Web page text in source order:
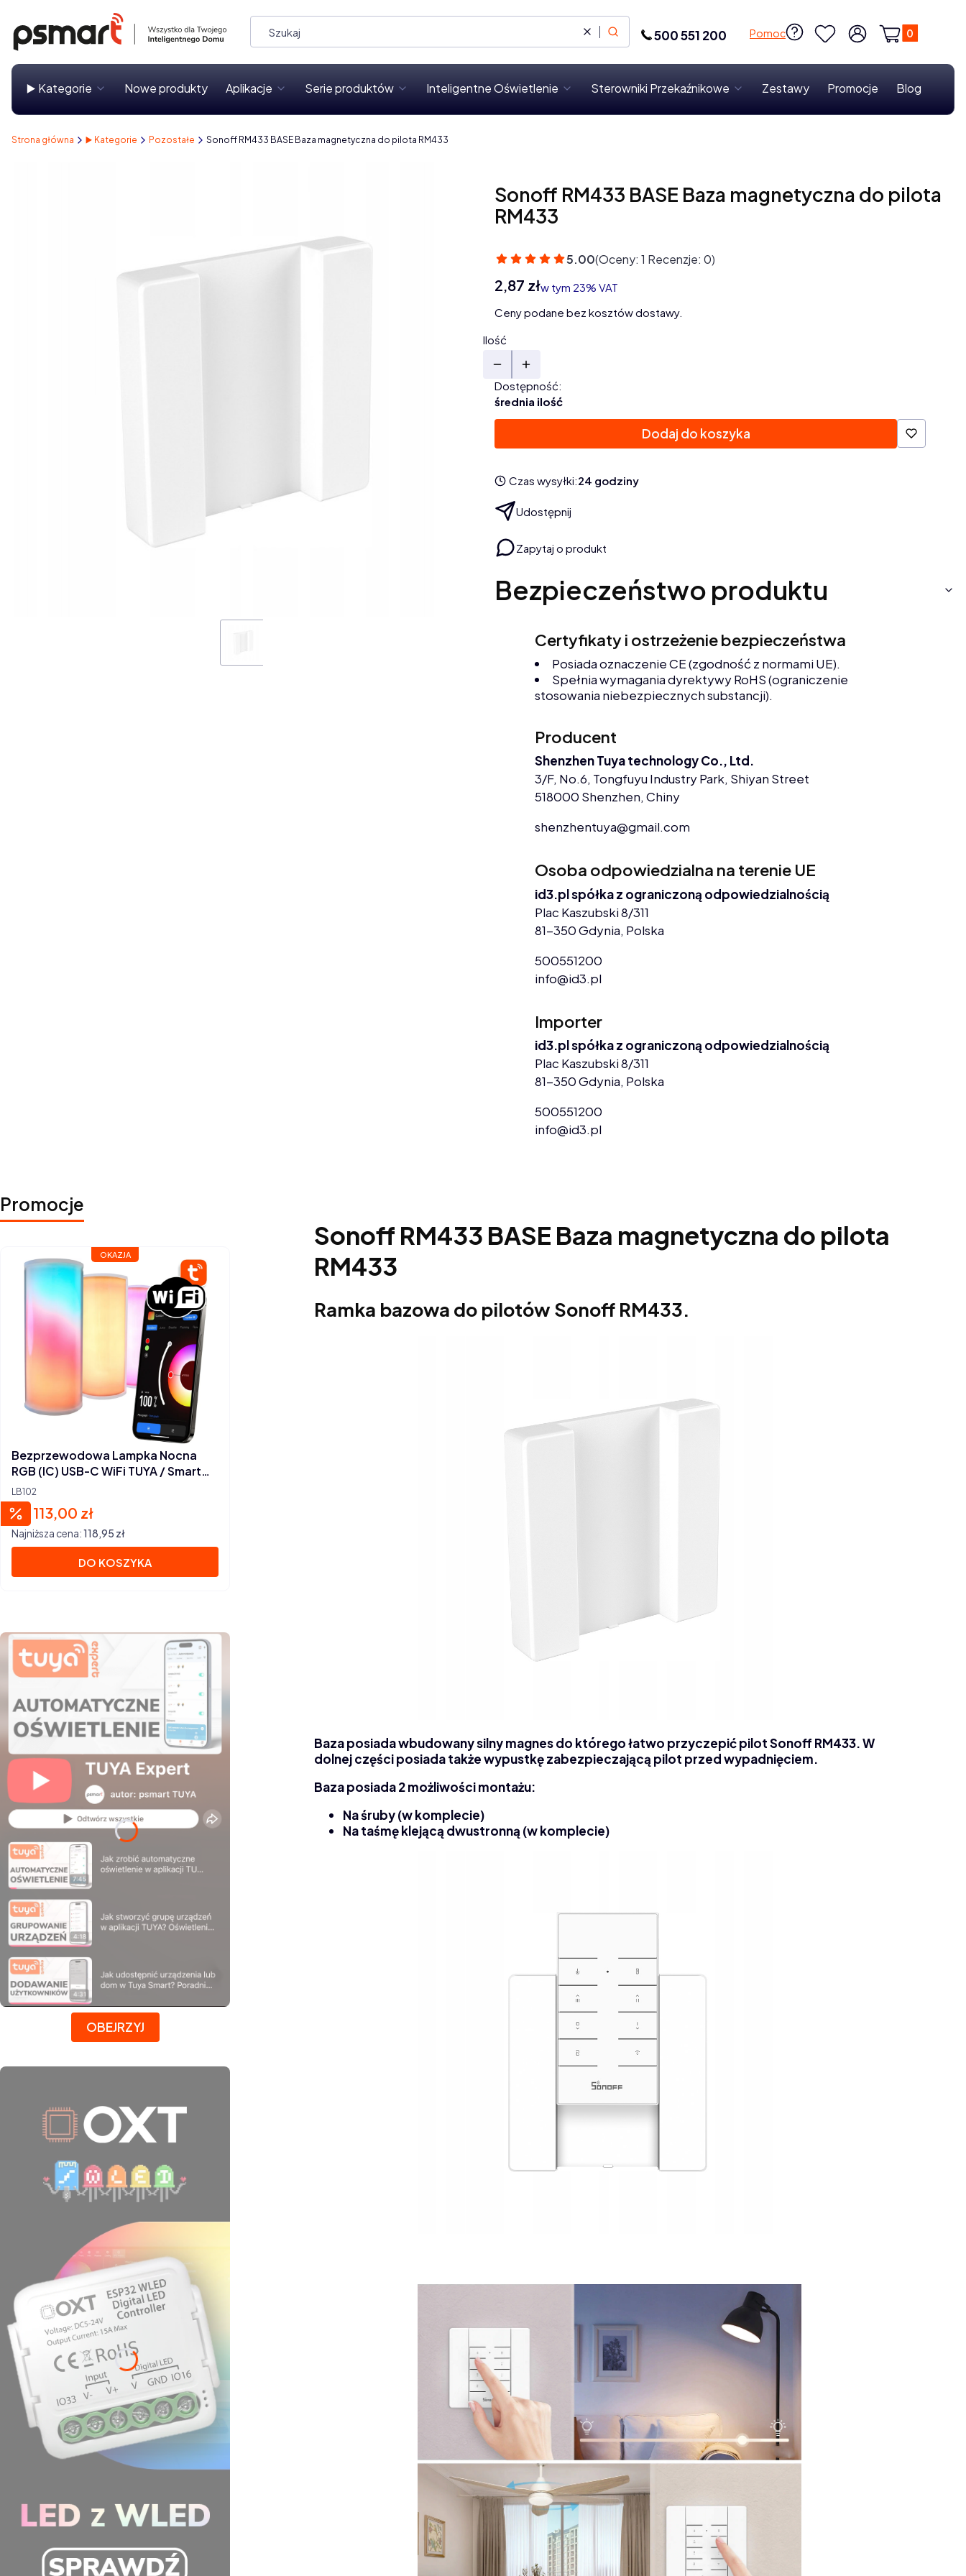
WyczyśćSzukaj 500 551 200 Pomoc
UlubioneZaloguj się
Produkty w
Koszyk
▶️ Kategorie Nowe produkty Aplikacje Serie produktów Inteligentne Oświetlenie Sterowniki Przekaźnikowe Zestawy Promocje Blog
Strona główna ▶️ Kategorie Pozostałe Sonoff RM433 BASE Baza magnetyczna do pilota RM433
Sonoff RM433 BASE Baza magnetyczna do pilota
RM433
5.00(Oceny: 1 Recenzje: 0)
Cena
2,87 złw tym 23% VAT
w tym 23% VAT
Ceny podane bez kosztów dostawy.
Ilość
Dostępność:
średnia ilość
Dodaj do koszyka
Czas wysyłki:24 godziny
Udostępnij
Zapytaj o produkt
Bezpieczeństwo produktu
Certyfikaty i ostrzeżenie bezpieczeństwa
Posiada oznaczenie CE (zgodność z normami UE).
Spełnia wymagania dyrektywy RoHS (ograniczenie
stosowania niebezpiecznych substancji).
Producent
Shenzhen Tuya technology Co., Ltd.
3/F, No.6, Tongfuyu Industry Park, Shiyan Street
518000 Shenzhen, Chiny
shenzhentuya@gmail.com
Osoba odpowiedzialna na terenie UE
id3.pl spółka z ograniczoną odpowiedzialnością
Plac Kaszubski 8/311
81-350 Gdynia, Polska
500551200
info@id3.pl
Importer
id3.pl spółka z ograniczoną odpowiedzialnością
Plac Kaszubski 8/311
81-350 Gdynia, Polska
500551200
info@id3.pl
Promocje
OKAZJA
LB102
Bezprzewodowa Lampka Nocna
RGB (IC) USB-C WiFi TUYA / Smart
Life
Cena promocyjna
113,00 zł
Najniższa cena:118,95 zł
DO KOSZYKA
Naciśnij Enter lub spację, aby otworzyć stronę.
OBEJRZYJ
Sonoff RM433 BASE Baza magnetyczna do pilota
RM433
Ramka bazowa do pilotów Sonoff RM433.
Baza posiada wbudowany silny magnes do którego łatwo przyczepić pilot Sonoff RM433. W
dolnej części posiada także wypustkę zabezpieczającą pilot przed wypadnięciem.
Baza posiada 2 możliwości montażu:
Na śruby (w komplecie)
Na taśmę klejącą dwustronną (w komplecie)